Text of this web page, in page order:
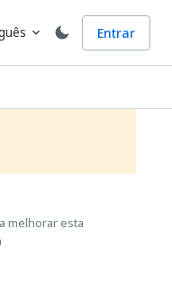
expand_more Entrar
melhorar esta